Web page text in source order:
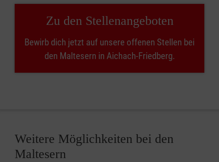
Zu den Stellenangeboten
Bewirb dich jetzt auf unsere offenen Stellen bei
den Maltesern in Aichach-Friedberg.
Weitere Möglichkeiten bei den
Maltesern